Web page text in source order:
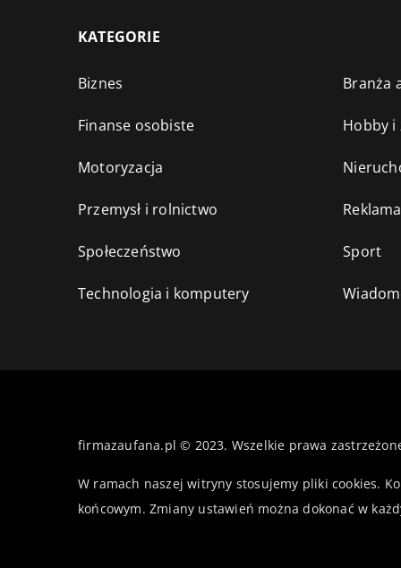
KATEGORIE
Biznes Branża
Finanse osobiste Hobby i
Motoryzacja
Przemysł i rolnictwo
Społeczeństwo Sport
Technologia i komputery
firmazaufana.pl © 2023. Wszelkie prawa
W ramach naszej witryny stosujemy pliki cookies.
końcowym. Zmiany ustawień można dokonać w